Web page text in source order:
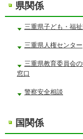
県関係
三重県子ども・福
三重県人権センター
三重県教育委員会
窓口
警察安全相談
国関係